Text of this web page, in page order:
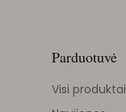
Parduotuvė
Visi produktai